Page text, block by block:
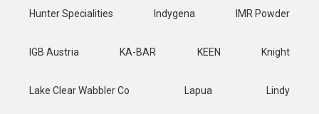
Hunter Specialities Indygena IMR Powder
IGB Austria KA-BAR KEEN Knight
Lake Clear Wabbler Co Lapua Lindy